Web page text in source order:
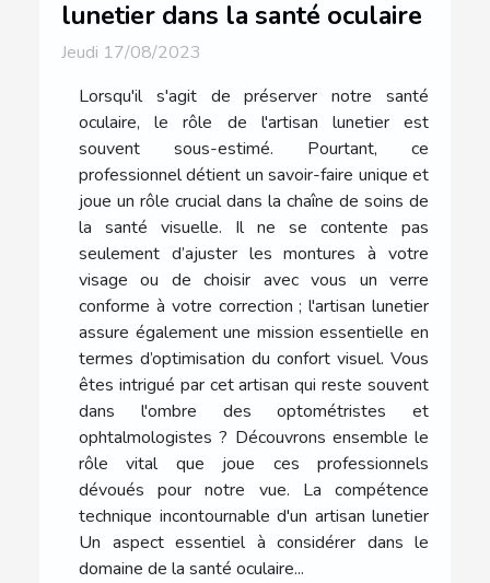
lunetier dans la santé oculaire
Jeudi 17/08/2023
Lorsqu'il s'agit de préserver notre santé
oculaire, le rôle de l'artisan lunetier est
souvent sous-estimé. Pourtant, ce
professionnel détient un savoir-faire unique et
joue un rôle crucial dans la chaîne de soins de
la santé visuelle. Il ne se contente pas
seulement d’ajuster les montures à votre
visage ou de choisir avec vous un verre
conforme à votre correction ; l'artisan lunetier
assure également une mission essentielle en
termes d’optimisation du confort visuel. Vous
êtes intrigué par cet artisan qui reste souvent
dans l'ombre des optométristes et
ophtalmologistes ? Découvrons ensemble le
rôle vital que joue ces professionnels
dévoués pour notre vue. La compétence
technique incontournable d'un artisan lunetier
Un aspect essentiel à considérer dans le
domaine de la santé oculaire...